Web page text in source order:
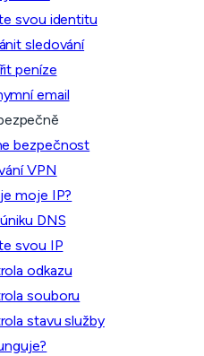
svou identitu
sledování
peníze
email
bezpečnost
VPN
moje IP?
DNS
svou IP
odkazu
souboru
stavu služby